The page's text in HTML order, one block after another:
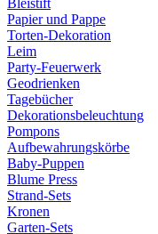
Bleistift
Papier und Pappe
Torten-Dekoration
Leim
Party-Feuerwerk
Geodrienken
Tagebücher
Dekorationsbeleuchtung
Pompons
Aufbewahrungskörbe
Baby-Puppen
Blume Press
Strand-Sets
Kronen
Garten-Sets